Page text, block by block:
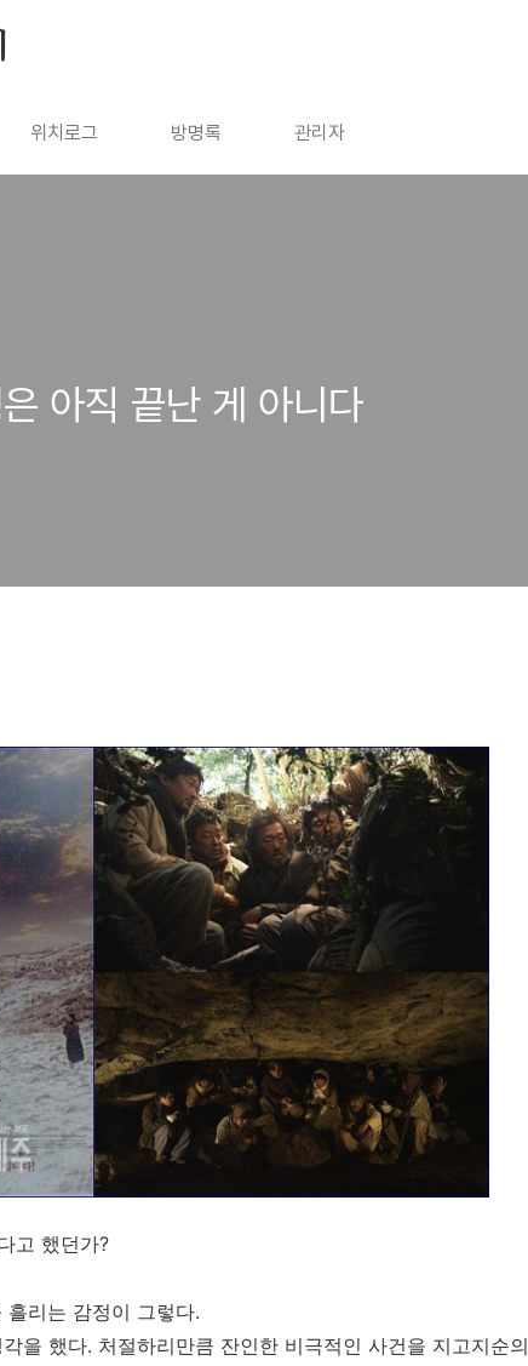
위치로그 방명록 관리자
아직 끝난 게 아니다
고 했던가?
리는 감정이 그렇다.
을 했다. 처절하리만큼 잔인한 비극적인 사건을 지고지순의